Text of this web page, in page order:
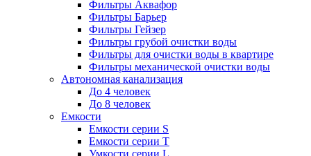
Фильтры Аквафор
Фильтры Барьер
Фильтры Гейзер
Фильтры грубой очистки воды
Фильтры для очистки воды в квартире
Фильтры механической очистки воды
Автономная канализация
До 4 человек
До 8 человек
Емкости
Емкости серии S
Емкости серии Т
Умкости серии L